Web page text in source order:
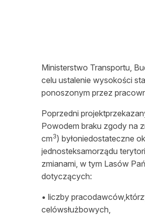
Ministerstwo Transportu,
celu ustalenie wysokości
ponoszonym przez
Poprzedni
Powodem braku zgody na
cm3) byłoniedostateczne
jednosteksamorządu
zmianami, w tym Lasów
dotyczących:
• liczby
celówsłużbowych,